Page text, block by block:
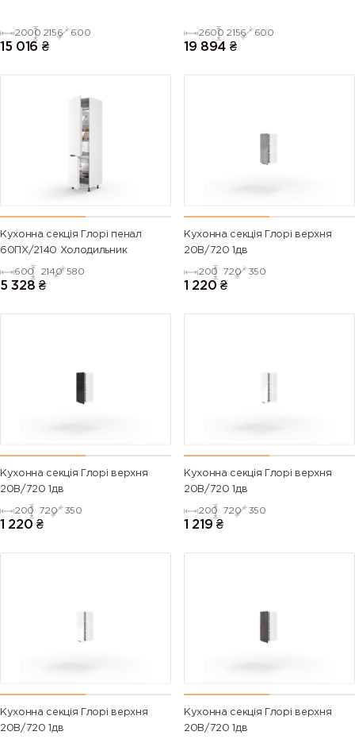
2000 2156 600
15 016 ₴
2600 2156 600
19 894 ₴
Кухонна секція Глорі пенал
60ПХ/2140 Холодильник
600 2140 580
5 328 ₴
Кухонна секція Глорі верхня
20В/720 1дв
200 720 350
1 220 ₴
Кухонна секція Глорі верхня
20В/720 1дв
200 720 350
1 220 ₴
Кухонна секція Глорі верхня
20В/720 1дв
200 720 350
1 219 ₴
Кухонна секція Глорі верхня
20В/720 1дв
Кухонна секція Глорі верхня
20В/720 1дв